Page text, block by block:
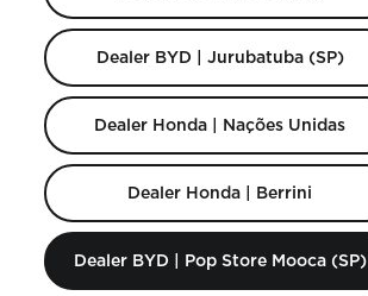
Dealer BYD | Jurubatuba (SP)
Dealer Honda | Nações Unidas
Dealer Honda | Berrini
Dealer BYD | Pop Store Mooca (SP)